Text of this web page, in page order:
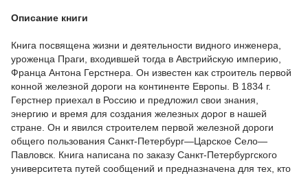
Описание книги
Книга посвящена жизни и деятельности видного инженера,
уроженца Праги, входившей тогда в Австрийскую империю,
Франца Антона Герстнера. Он известен как строитель первой
конной железной дороги на континенте Европы. В 1834 г.
Герстнер приехал в Россию и предложил свои знания,
энергию и время для создания железных дорог в нашей
стране. Он и явился строителем первой железной дороги
общего пользования Санкт-Петербург—Царское Село—
Павловск. Книга написана по заказу Санкт-Петербургского
университета путей сообщений и предназначена для тех, кто